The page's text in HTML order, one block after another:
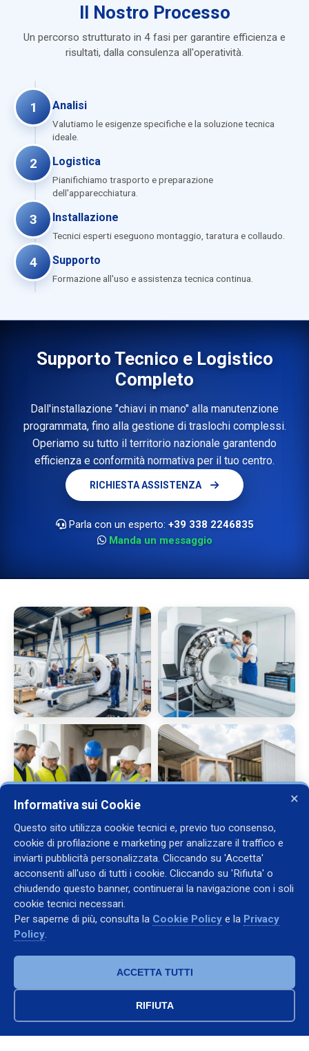
Il Nostro Processo
Un percorso strutturato in 4 fasi per garantire efficienza e
risultati, dalla consulenza all'operatività.
1 Analisi
Valutiamo le esigenze specifiche e la soluzione tecnica
ideale.
2 Logistica
Pianifichiamo trasporto e preparazione
dell'apparecchiatura.
3 Installazione
Tecnici esperti eseguono montaggio, taratura e collaudo.
4 Supporto
Formazione all'uso e assistenza tecnica continua.
Supporto Tecnico e Logistico
Completo
Dall'installazione "chiavi in mano" alla manutenzione
programmata, fino alla gestione di traslochi complessi.
Operiamo su tutto il territorio nazionale garantendo
efficienza e conformità normativa per il tuo centro.
RICHIESTA ASSISTENZA
Parla con un esperto: +39 338 2246835
Manda un messaggio
Contatti
francesco.annunziata@fralemt.com
Azienda
×
Informativa sui Cookie
Questo sito utilizza cookie tecnici e, previo tuo consenso,
cookie di profilazione e marketing per analizzare il traffico e
inviarti pubblicità personalizzata. Cliccando su 'Accetta'
acconsenti all'uso di tutti i cookie. Cliccando su 'Rifiuta' o
chiudendo questo banner, continuerai la navigazione con i soli
cookie tecnici necessari.
Per saperne di più, consulta la Cookie Policy e la Privacy
Policy.
RIFIUTA
ACCETTA TUTTI